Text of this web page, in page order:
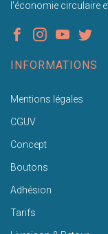
l'économie circulaire
INFORMATIONS
Mentions légales
CGUV
Concept
Boutons
Adhésion
Tarifs